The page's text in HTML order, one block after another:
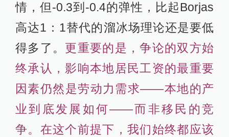
情，但-0.3到-0.4的弹性，比起Borjas
高达1：1替代的溜冰场理论还是要低
得多了。 更重要的是，争论的双方始
终承认，影响本地居民工资的最重要
因素仍然是劳动力需求——本地的产
业到底发展如何——而非移民的竞
争。在这个前提下，我们始终都应该